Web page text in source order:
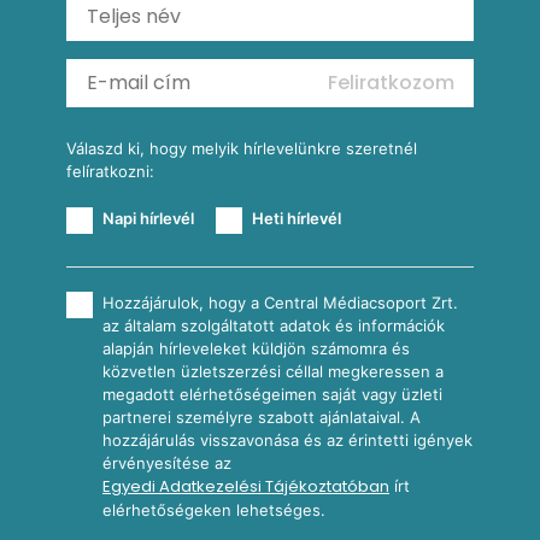
Almás-kéksajtos kukoricasaláta
Köretek
Reggeli receptek
Feliratkozom
Válaszd ki, hogy melyik hírlevelünkre szeretnél
felíratkozni:
Napi hírlevél Heti hírlevél
Hozzájárulok, hogy a Central Médiacsoport Zrt.
az általam szolgáltatott adatok és információk
alapján hírleveleket küldjön számomra és
közvetlen üzletszerzési céllal megkeressen a
megadott elérhetőségeimen saját vagy üzleti
partnerei személyre szabott ajánlataival. A
hozzájárulás visszavonása és az érintetti igények
érvényesítése az
Egyedi Adatkezelési Tájékoztatóban írt
elérhetőségeken lehetséges.